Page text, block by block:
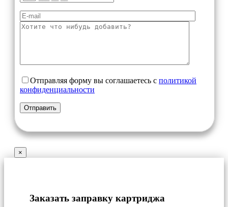
Отправляя форму вы соглашаетесь с политикой
конфиденциальности
×
Заказать заправку картриджа